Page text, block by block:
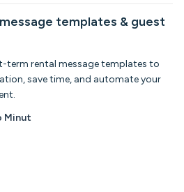
templates & guest
term rental message templates to
save time, and automate your
Minut